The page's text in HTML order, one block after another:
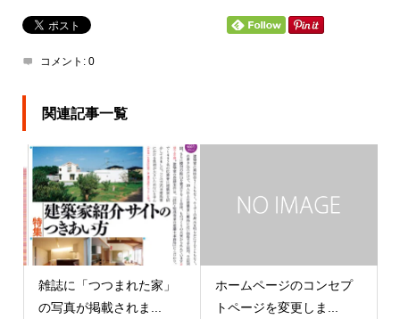
コメント: 0
関連記事一覧
雑誌に「つつまれた家」
の写真が掲載されま...
ホームページのコンセプ
トページを変更しま...